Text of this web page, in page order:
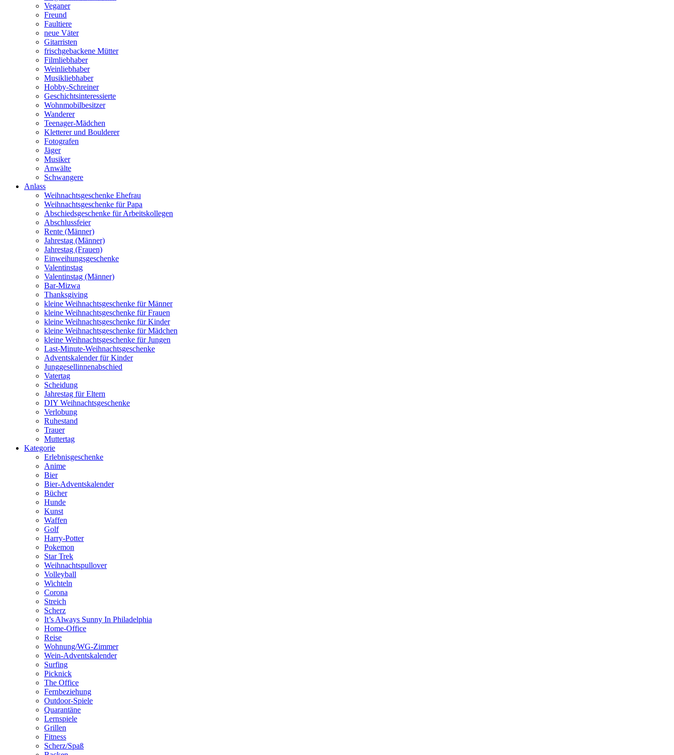
Veganer
Freund
Faultiere
neue Väter
Gitarristen
frischgebackene Mütter
Filmliebhaber
Weinliebhaber
Musikliebhaber
Hobby-Schreiner
Geschichtsinteressierte
Wohnmobilbesitzer
Wanderer
Teenager-Mädchen
Kletterer und Boulderer
Fotografen
Jäger
Musiker
Anwälte
Schwangere
Anlass
Weihnachtsgeschenke Ehefrau
Weihnachtsgeschenke für Papa
Abschiedsgeschenke für Arbeitskollegen
Abschlussfeier
Rente (Männer)
Jahrestag (Männer)
Jahrestag (Frauen)
Einweihungsgeschenke
Valentinstag
Valentinstag (Männer)
Bar-Mizwa
Thanksgiving
kleine Weihnachtsgeschenke für Männer
kleine Weihnachtsgeschenke für Frauen
kleine Weihnachtsgeschenke für Kinder
kleine Weihnachtsgeschenke für Mädchen
kleine Weihnachtsgeschenke für Jungen
Last-Minute-Weihnachtsgeschenke
Adventskalender für Kinder
Junggesellinnenabschied
Vatertag
Scheidung
Jahrestag für Eltern
DIY Weihnachtsgeschenke
Verlobung
Ruhestand
Trauer
Muttertag
Kategorie
Erlebnisgeschenke
Anime
Bier
Bier-Adventskalender
Bücher
Hunde
Kunst
Waffen
Golf
Harry-Potter
Pokemon
Star Trek
Weihnachtspullover
Volleyball
Wichteln
Corona
Streich
Scherz
It’s Always Sunny In Philadelphia
Home-Office
Reise
Wohnung/WG-Zimmer
Wein-Adventskalender
Surfing
Picknick
The Office
Fernbeziehung
Outdoor-Spiele
Quarantäne
Lernspiele
Grillen
Fitness
Scherz/Spaß